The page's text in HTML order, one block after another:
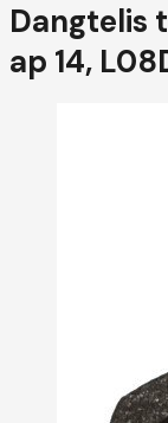
Dangtelis
ap 14,